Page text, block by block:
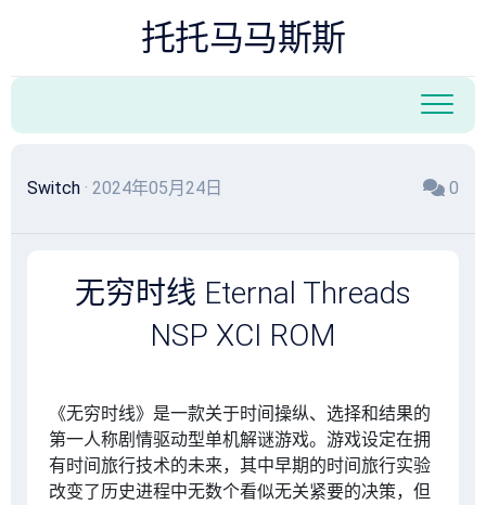
容
托托马马斯斯
Switch · 2024年05月24日 0
无穷时线 Eternal Threads
NSP XCI ROM
《无穷时线》是一款关于时间操纵、选择和结果的
第一人称剧情驱动型单机解谜游戏。游戏设定在拥
有时间旅行技术的未来，其中早期的时间旅行实验
改变了历史进程中无数个看似无关紧要的决策，但